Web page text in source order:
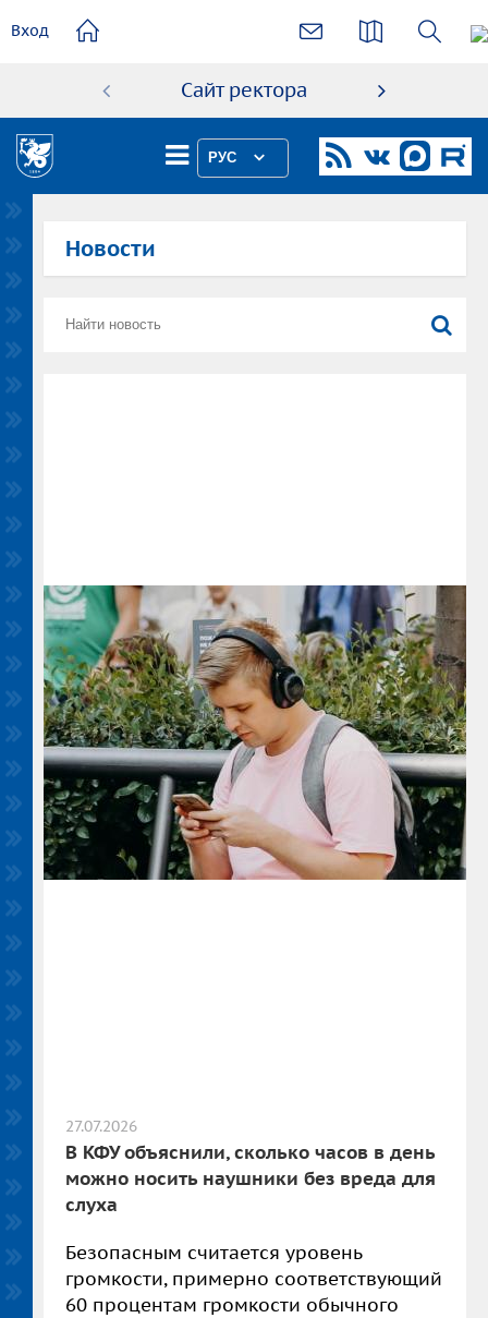
содержанию
Вход
Сайт ректора
РУС
Новости
27.07.2026
В КФУ объяснили, сколько часов в день
можно носить наушники без вреда для
слуха
Безопасным считается уровень
громкости, примерно соответствующий
60 процентам громкости обычного